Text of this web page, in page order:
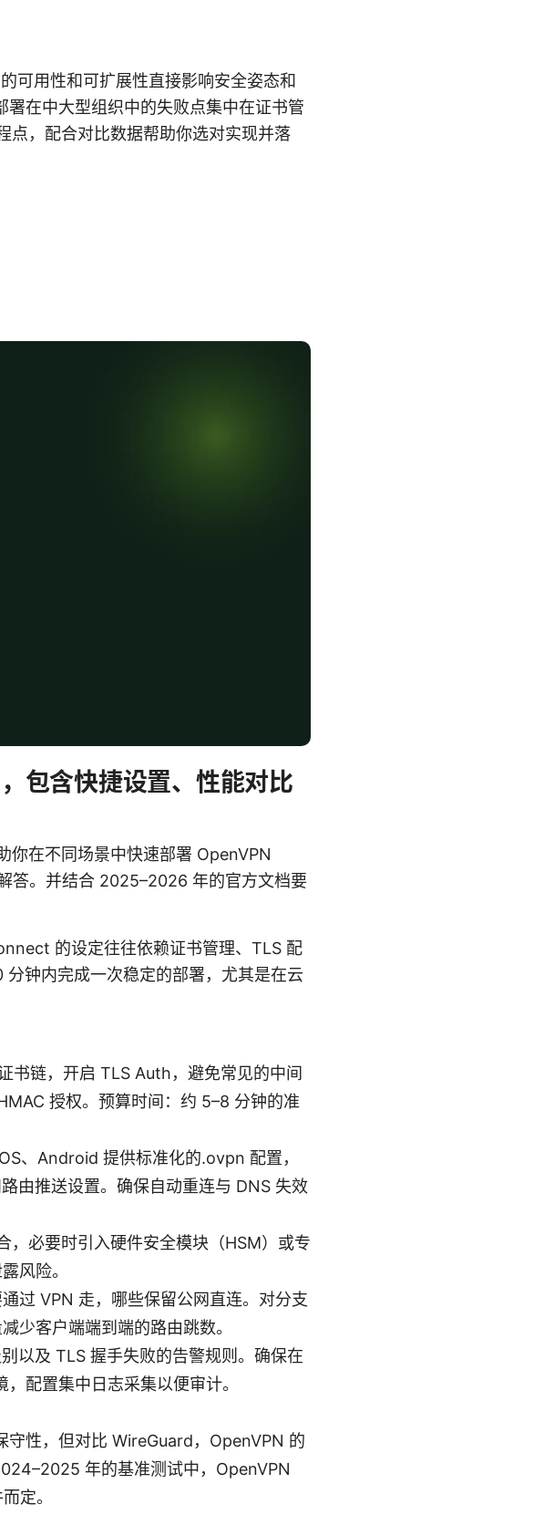
可用性和可扩展性直接影响安全姿态和
在中大型组织中的失败点集中在证书管
点，配合对比数据帮助你选对实现并落
包含快捷设置、性能对比
你在不同场景中快速部署 OpenVPN
答。并结合 2025–2026 年的官方文档要
的设定往往依赖证书管理、TLS 配
钟内完成一次稳定的部署，尤其是在云
书链，开启 TLS Auth，避免常见的中间
授权。预算时间：约 5–8 分钟的准
、Android 提供标准化的.ovpn 配置，
由推送设置。确保自动重连与 DNS 失效
必要时引入硬件安全模块（HSM）或专
风险。
过 VPN 走，哪些保留公网直连。对分支
少客户端端到端的路由跳数。
以及 TLS 握手失败的告警规则。确保在
配置集中日志采集以便审计。
性，但对比 WireGuard，OpenVPN 的
年的基准测试中，OpenVPN
定。